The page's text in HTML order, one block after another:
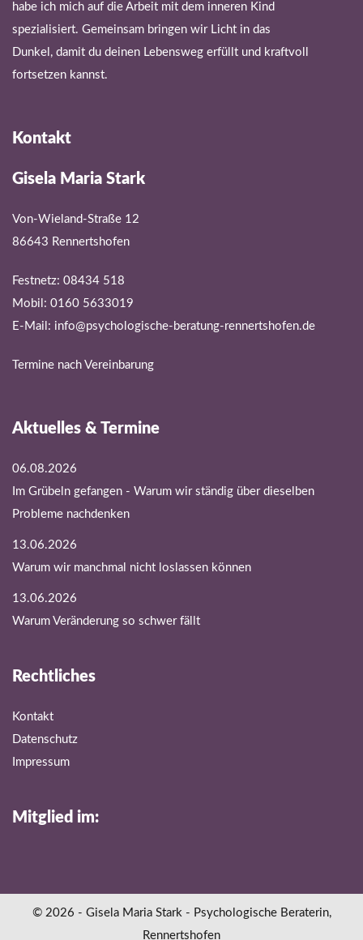
habe ich mich auf die Arbeit mit dem inneren Kind
spezialisiert. Gemeinsam bringen wir Licht in das
Dunkel, damit du deinen Lebensweg erfüllt und kraftvoll
fortsetzen kannst.
Kontakt
Gisela Maria Stark
Von-Wieland-Straße 12
86643 Rennertshofen
Festnetz: 08434 518
Mobil: 0160 5633019
E-Mail: info@psychologische-beratung-rennertshofen.de
Termine nach Vereinbarung
Aktuelles & Termine
06.08.2026
Im Grübeln gefangen - Warum wir ständig über dieselben
Probleme nachdenken
13.06.2026
Warum wir manchmal nicht loslassen können
13.06.2026
Warum Veränderung so schwer fällt
Rechtliches
Kontakt
Datenschutz
Impressum
Mitglied im:
© 2026 - Gisela Maria Stark - Psychologische Beraterin,
Rennertshofen